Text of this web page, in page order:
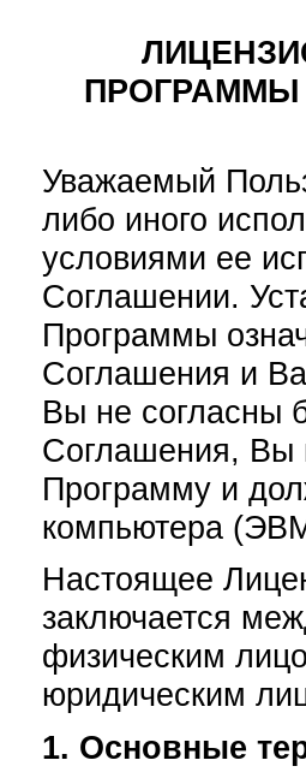
ПРОГРАММЫ
Уважаемый
либо иного
условиями ее
Соглашении.
Программы
Соглашения и
Вы не согласны
Соглашения, Вы
Программу и
компьютера
Настоящее
заключается
физическим
юридическим
1. Основные